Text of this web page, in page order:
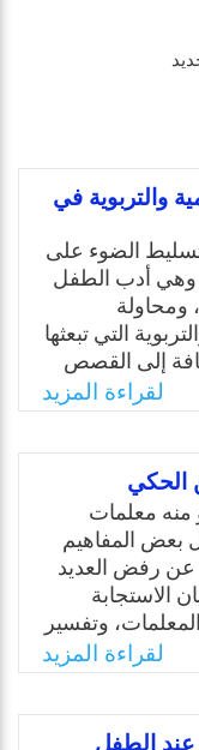
والتربوية في
الضوء على
وهي أدب الطفل
ومحاولة
التي تبعثها
إلى القصص
التي تساعد في
وكل ما سبق
ما هو
وما هي
عليها من
الفنية
لقراءة المزيد
الحكي
منه معلمات
بعض المفاهيم
عن رفض العديد
الاستجابة
وتفسير
في تلك
استخدام فن
الأمثل
في
لقراءة المزيد